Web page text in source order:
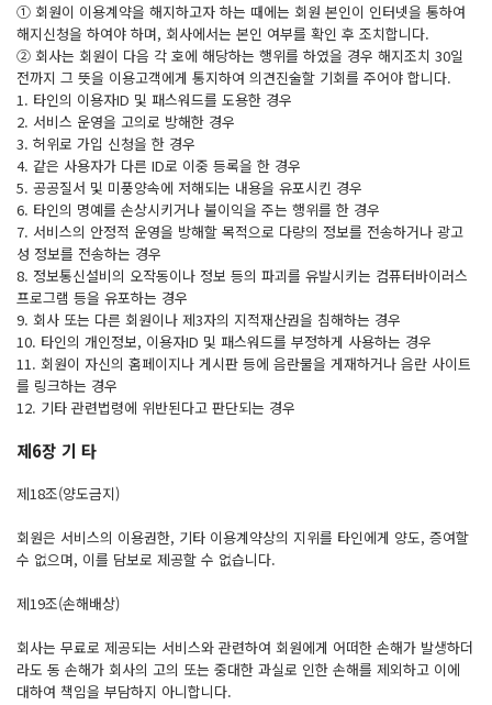
① 회원이 이용계약을 해지하고자 하는 때에는 회원 본인이 인터넷을 통하여
해지신청을 하여야 하며, 회사에서는 본인 여부를 확인 후 조치합니다.
② 회사는 회원이 다음 각 호에 해당하는 행위를 하였을 경우 해지조치 30일
전까지 그 뜻을 이용고객에게 통지하여 의견진술할 기회를 주어야 합니다.
1. 타인의 이용자ID 및 패스워드를 도용한 경우
2. 서비스 운영을 고의로 방해한 경우
3. 허위로 가입 신청을 한 경우
4. 같은 사용자가 다른 ID로 이중 등록을 한 경우
5. 공공질서 및 미풍양속에 저해되는 내용을 유포시킨 경우
6. 타인의 명예를 손상시키거나 불이익을 주는 행위를 한 경우
7. 서비스의 안정적 운영을 방해할 목적으로 다량의 정보를 전송하거나 광고
성 정보를 전송하는 경우
8. 정보통신설비의 오작동이나 정보 등의 파괴를 유발시키는 컴퓨터바이러스
프로그램 등을 유포하는 경우
9. 회사 또는 다른 회원이나 제3자의 지적재산권을 침해하는 경우
10. 타인의 개인정보, 이용자ID 및 패스워드를 부정하게 사용하는 경우
11. 회원이 자신의 홈페이지나 게시판 등에 음란물을 게재하거나 음란 사이트
를 링크하는 경우
12. 기타 관련법령에 위반된다고 판단되는 경우
제6장 기 타
제18조(양도금지)
회원은 서비스의 이용권한, 기타 이용계약상의 지위를 타인에게 양도, 증여할
수 없으며, 이를 담보로 제공할 수 없습니다.
제19조(손해배상)
회사는 무료로 제공되는 서비스와 관련하여 회원에게 어떠한 손해가 발생하더
라도 동 손해가 회사의 고의 또는 중대한 과실로 인한 손해를 제외하고 이에
대하여 책임을 부담하지 아니합니다.